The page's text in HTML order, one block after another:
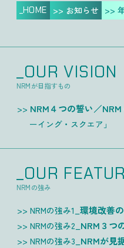
_HOME >> お知らせ >>
_OUR VISION
NRMが目指すもの
NRM４つの誓い／
ーイング・スクエア」
_OUR
NRMの強み
NRMの強み1_環境改善
NRMの強み2_ NRM３つ
NRMの強み3_ NRMが見